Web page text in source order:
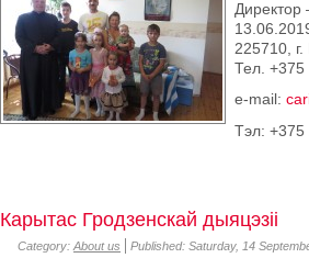
Директор
225710,
Тел. +375
e-mail:
Тэл: +375
Карытас Гродзенскай дыяцэзіі
Category: About us Published: Saturday, 14